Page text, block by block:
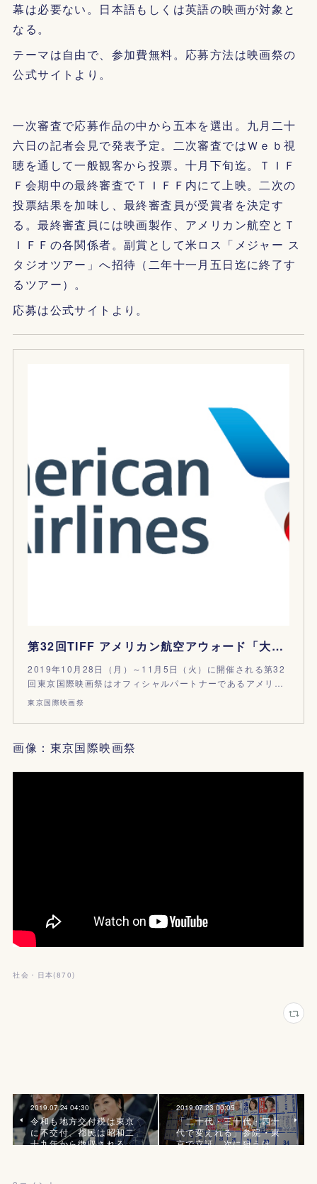
幕は必要ない。日本語もしくは英語の映画が対象と
なる。
テーマは自由で、参加費無料。応募方法は映画祭の
公式サイトより。
一次審査で応募作品の中から五本を選出。九月二十
六日の記者会見で発表予定。二次審査ではＷｅｂ視
聴を通して一般観客から投票。十月下旬迄。ＴＩＦ
Ｆ会期中の最終審査でＴＩＦＦ内にて上映。二次の
投票結果を加味し、最終審査員が受賞者を決定す
る。最終審査員には映画製作、アメリカン航空とＴ
ＩＦＦの各関係者。副賞として米ロス「メジャー ス
タジオツアー」へ招待（二年十一月五日迄に終了す
るツアー）。
応募は公式サイトより。
第32回TIFF アメリカン航空アウォード「大学対抗ショートフィルムコンテスト」 参加者募集
2019年10月28日（月）～11月5日（火）に開催される第32
回東京国際映画祭はオフィシャルパートナーであるアメリ…
東京国際映画祭
画像：東京国際映画祭
社会・日本(870)
2019.07.24 04:30
令和も地方交付税は東京
に不交付、都民は昭和二
十九年から徴収される…
2019.07.23 00:05
「二十代・三十代・四十
代で変えれる」参院・東
京で立証、次に狙うは…